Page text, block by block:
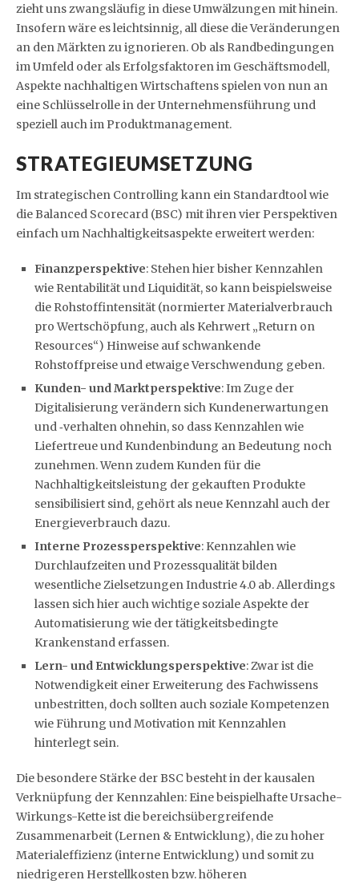
zieht uns zwangsläufig in diese Umwälzungen mit hinein.
Insofern wäre es leichtsinnig, all diese die Veränderungen
an den Märkten zu ignorieren. Ob als Randbedingungen
im Umfeld oder als Erfolgsfaktoren im Geschäftsmodell,
Aspekte nachhaltigen Wirtschaftens spielen von nun an
eine Schlüsselrolle in der Unternehmensführung und
speziell auch im Produktmanagement.
STRATEGIEUMSETZUNG
Im strategischen Controlling kann ein Standardtool wie
die Balanced Scorecard (BSC) mit ihren vier Perspektiven
einfach um Nachhaltigkeitsaspekte erweitert werden:
Finanzperspektive: Stehen hier bisher Kennzahlen
wie Rentabilität und Liquidität, so kann beispielsweise
die Rohstoffintensität (normierter Materialverbrauch
pro Wertschöpfung, auch als Kehrwert „Return on
Resources“) Hinweise auf schwankende
Rohstoffpreise und etwaige Verschwendung geben.
Kunden- und Marktperspektive: Im Zuge der
Digitalisierung verändern sich Kundenerwartungen
und ‑verhalten ohnehin, so dass Kennzahlen wie
Liefertreue und Kundenbindung an Bedeutung noch
zunehmen. Wenn zudem Kunden für die
Nachhaltigkeitsleistung der gekauften Produkte
sensibilisiert sind, gehört als neue Kennzahl auch der
Energieverbrauch dazu.
Interne Prozessperspektive: Kennzahlen wie
Durchlaufzeiten und Prozessqualität bilden
wesentliche Zielsetzungen Industrie 4.0 ab. Allerdings
lassen sich hier auch wichtige soziale Aspekte der
Automatisierung wie der tätigkeitsbedingte
Krankenstand erfassen.
Lern- und Entwicklungsperspektive: Zwar ist die
Notwendigkeit einer Erweiterung des Fachwissens
unbestritten, doch sollten auch soziale Kompetenzen
wie Führung und Motivation mit Kennzahlen
hinterlegt sein.
Die besondere Stärke der BSC besteht in der kausalen
Verknüpfung der Kennzahlen: Eine beispielhafte Ursache-
Wirkungs-Kette ist die bereichsübergreifende
Zusammenarbeit (Lernen & Entwicklung), die zu hoher
Materialeffizienz (interne Entwicklung) und somit zu
niedrigeren Herstellkosten bzw. höheren